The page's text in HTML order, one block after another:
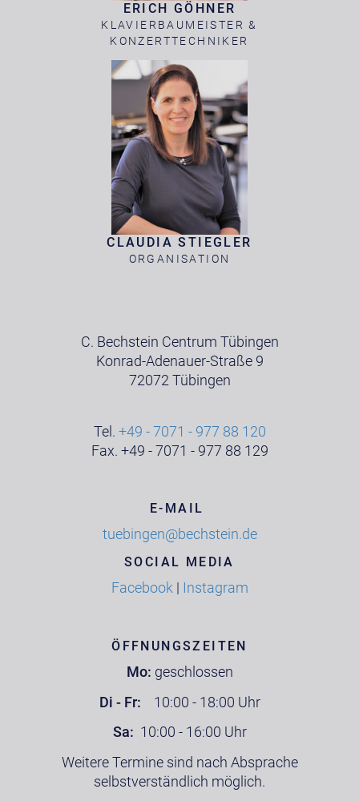
ERICH GÖHNER
KLAVIERBAUMEISTER &
KONZERTTECHNIKER
CLAUDIA STIEGLER
ORGANISATION
C. Bechstein Centrum Tübingen
Konrad-Adenauer-Straße 9
72072 Tübingen
Tel. +49 - 7071 - 977 88 120
Fax. +49 - 7071 - 977 88 129
E-MAIL
tuebingen@bechstein.de
SOCIAL MEDIA
Facebook | Instagram
ÖFFNUNGSZEITEN
Mo: geschlossen
Di - Fr: 10:00 - 18:00 Uhr
Sa: 10:00 - 16:00 Uhr
Weitere Termine sind nach Absprache
selbstverständlich möglich.